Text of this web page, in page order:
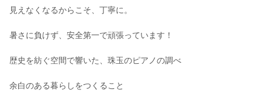
見えなくなるからこそ、丁寧に。
暑さに負けず、安全第一で頑張っています！
歴史を紡ぐ空間で響いた、珠玉のピアノの調べ
余白のある暮らしをつくること